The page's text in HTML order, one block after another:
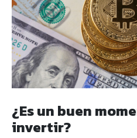
¿Es un buen
invertir?